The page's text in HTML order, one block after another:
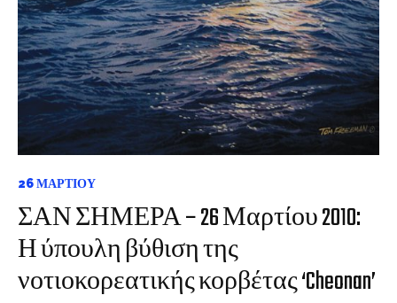
26 ΜΑΡΤΊΟΥ
ΣΑΝ ΣΗΜΕΡΑ – 26 Μαρτίου 2010:
Η ύπουλη βύθιση της
νοτιοκορεατικής κορβέτας ‘Cheonan’